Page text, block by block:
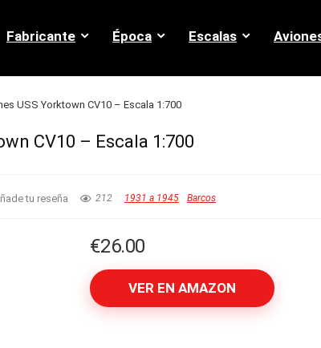
Fabricante Época Escalas
USS Yorktown CV10 – Escala 1:700
CV10 – Escala 1:700
tu reseña 212 1931 a 1945 Barcos
€26.00
VER EN AMAZON